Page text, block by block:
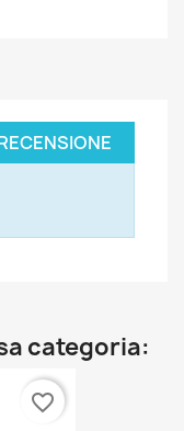
categoria:
favorite_border